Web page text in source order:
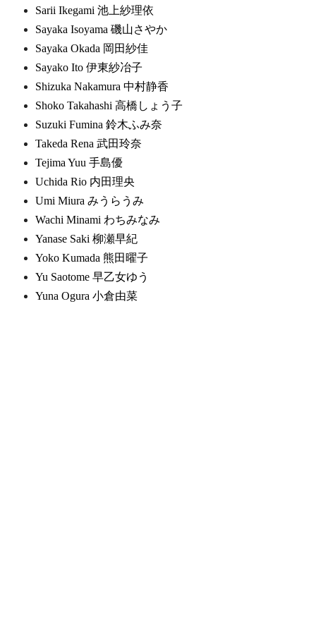
Sarii Ikegami 池上紗理依
Sayaka Isoyama 磯山さやか
Sayaka Okada 岡田紗佳
Sayako Ito 伊東紗冶子
Shizuka Nakamura 中村静香
Shoko Takahashi 高橋しょう子
Suzuki Fumina 鈴木ふみ奈
Takeda Rena 武田玲奈
Tejima Yuu 手島優
Uchida Rio 内田理央
Umi Miura みうらうみ
Wachi Minami わちみなみ
Yanase Saki 柳瀬早紀
Yoko Kumada 熊田曜子
Yu Saotome 早乙女ゆう
Yuna Ogura 小倉由菜